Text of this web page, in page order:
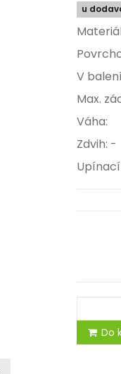
u
V
Max.
Zdvih: -
Do